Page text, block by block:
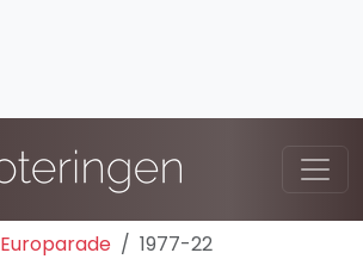
Europarade 1977-22